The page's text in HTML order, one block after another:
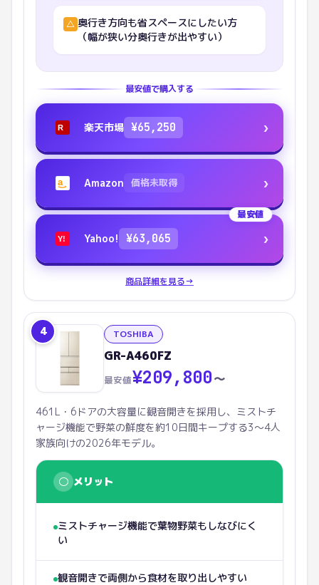
△ 奥行き方向も省スペースにしたい方
（幅が狭い分奥行きが出やすい）
最安値で購入する
R 楽天市場 ¥65,250 ›
a Amazon 価格未取得 ›
最安値
Y! Yahoo! ¥63,065 ›
商品詳細を見る→
4 TOSHIBA
GR-A460FZ
最安値¥209,800〜
461L・6ドアの大容量に観音開きを採用し、ミストチ
ャージ機能で野菜の鮮度を約10日間キープする3〜4人
家族向けの2026年モデル。
○ メリット
ミストチャージ機能で葉物野菜もしなびにく
い
観音開きで両側から食材を取り出しやすい